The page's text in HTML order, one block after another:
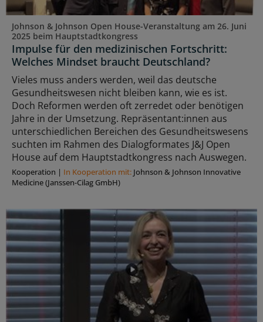
Johnson & Johnson Open House-Veranstaltung am 26. Juni
2025 beim Hauptstadtkongress
Impulse für den medizinischen Fortschritt:
Welches Mindset braucht Deutschland?
Vieles muss anders werden, weil das deutsche
Gesundheitswesen nicht bleiben kann, wie es ist.
Doch Reformen werden oft zerredet oder benötigen
Jahre in der Umsetzung. Repräsentant:innen aus
unterschiedlichen Bereichen des Gesundheitswesens
suchten im Rahmen des Dialogformates J&J Open
House auf dem Hauptstadtkongress nach Auswegen.
Kooperation | In Kooperation mit: Johnson & Johnson Innovative
Medicine (Janssen-Cilag GmbH)